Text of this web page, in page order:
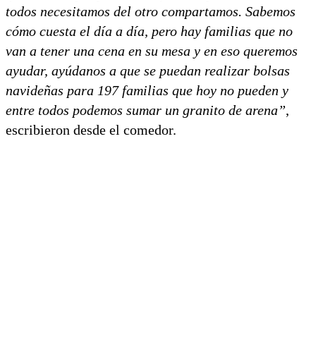
todos necesitamos del otro compartamos. Sabemos
cómo cuesta el día a día, pero hay familias que no
van a tener una cena en su mesa y en eso queremos
ayudar, ayúdanos a que se puedan realizar bolsas
navideñas para 197 familias que hoy no pueden y
entre todos podemos sumar un granito de arena”,
escribieron desde el comedor.